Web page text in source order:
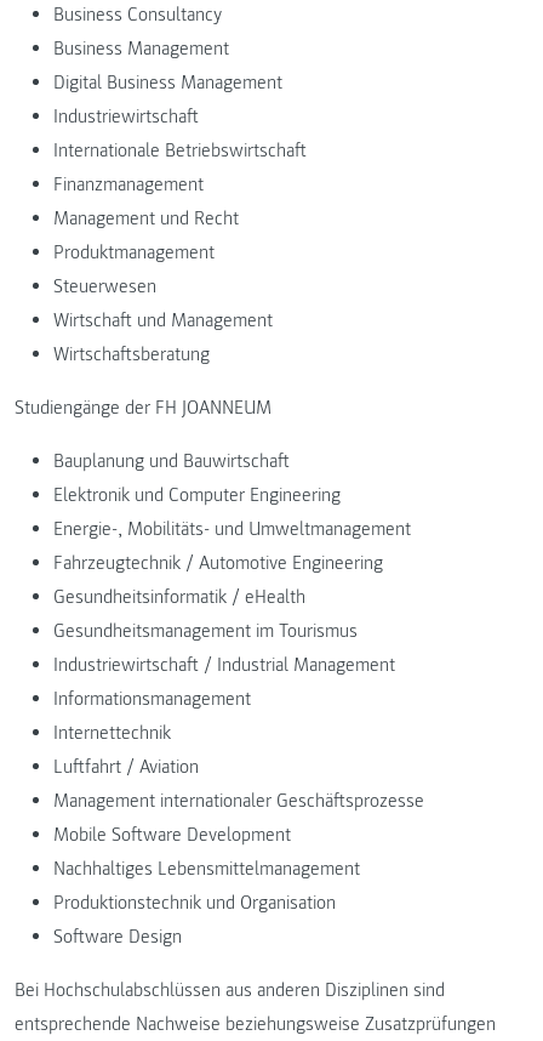
Business Consultancy
Business Management
Digital Business Management
Industriewirtschaft
Internationale Betriebswirtschaft
Finanzmanagement
Management und Recht
Produktmanagement
Steuerwesen
Wirtschaft und Management
Wirtschaftsberatung
Studiengänge der FH JOANNEUM
Bauplanung und Bauwirtschaft
Elektronik und Computer Engineering
Energie-, Mobilitäts- und Umweltmanagement
Fahrzeugtechnik / Automotive Engineering
Gesundheitsinformatik / eHealth
Gesundheitsmanagement im Tourismus
Industriewirtschaft / Industrial Management
Informationsmanagement
Internettechnik
Luftfahrt / Aviation
Management internationaler Geschäftsprozesse
Mobile Software Development
Nachhaltiges Lebensmittelmanagement
Produktionstechnik und Organisation
Software Design
Bei Hochschulabschlüssen aus anderen Disziplinen sind
entsprechende Nachweise beziehungsweise Zusatzprüfungen